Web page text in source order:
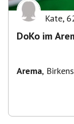
Kate,
DoKo im
Arema,